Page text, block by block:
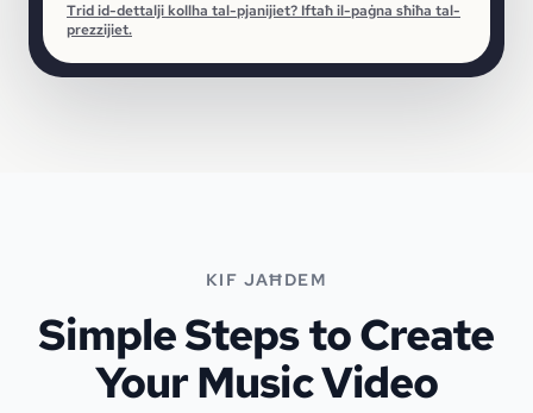
Trid id-dettalji kollha tal-pjanijiet? Iftaħ il-paġna sħiħa tal-
prezzijiet.
KIF JAĦDEM
Simple Steps to Create
Your Music Video